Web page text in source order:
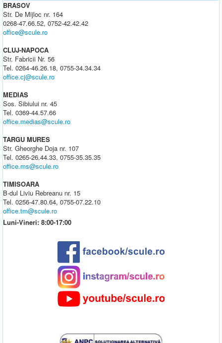
BRASOV
Str. De Mijloc nr. 164
0268-47.66.52, 0752-42.42.42
office@scule.ro
CLUJ-NAPOCA
Str. Fabricii Nr. 56
Tel. 0264-46.26.18, 0755-34.34.34
office.cj@scule.ro
MEDIAS
Sos. Sibiului nr. 45
Tel. 0369-44.57.66
office.medias@scule.ro
TARGU MURES
Str. Gheorghe Doja nr. 107
Tel. 0265-26.44.33, 0755-35.35.35
office.ms@scule.ro
TIMISOARA
B-dul Liviu Rebreanu nr. 15
Tel. 0256-47.80.64, 0755-07.22.10
office.tm@scule.ro
Luni-Vineri: 8:00-17:00